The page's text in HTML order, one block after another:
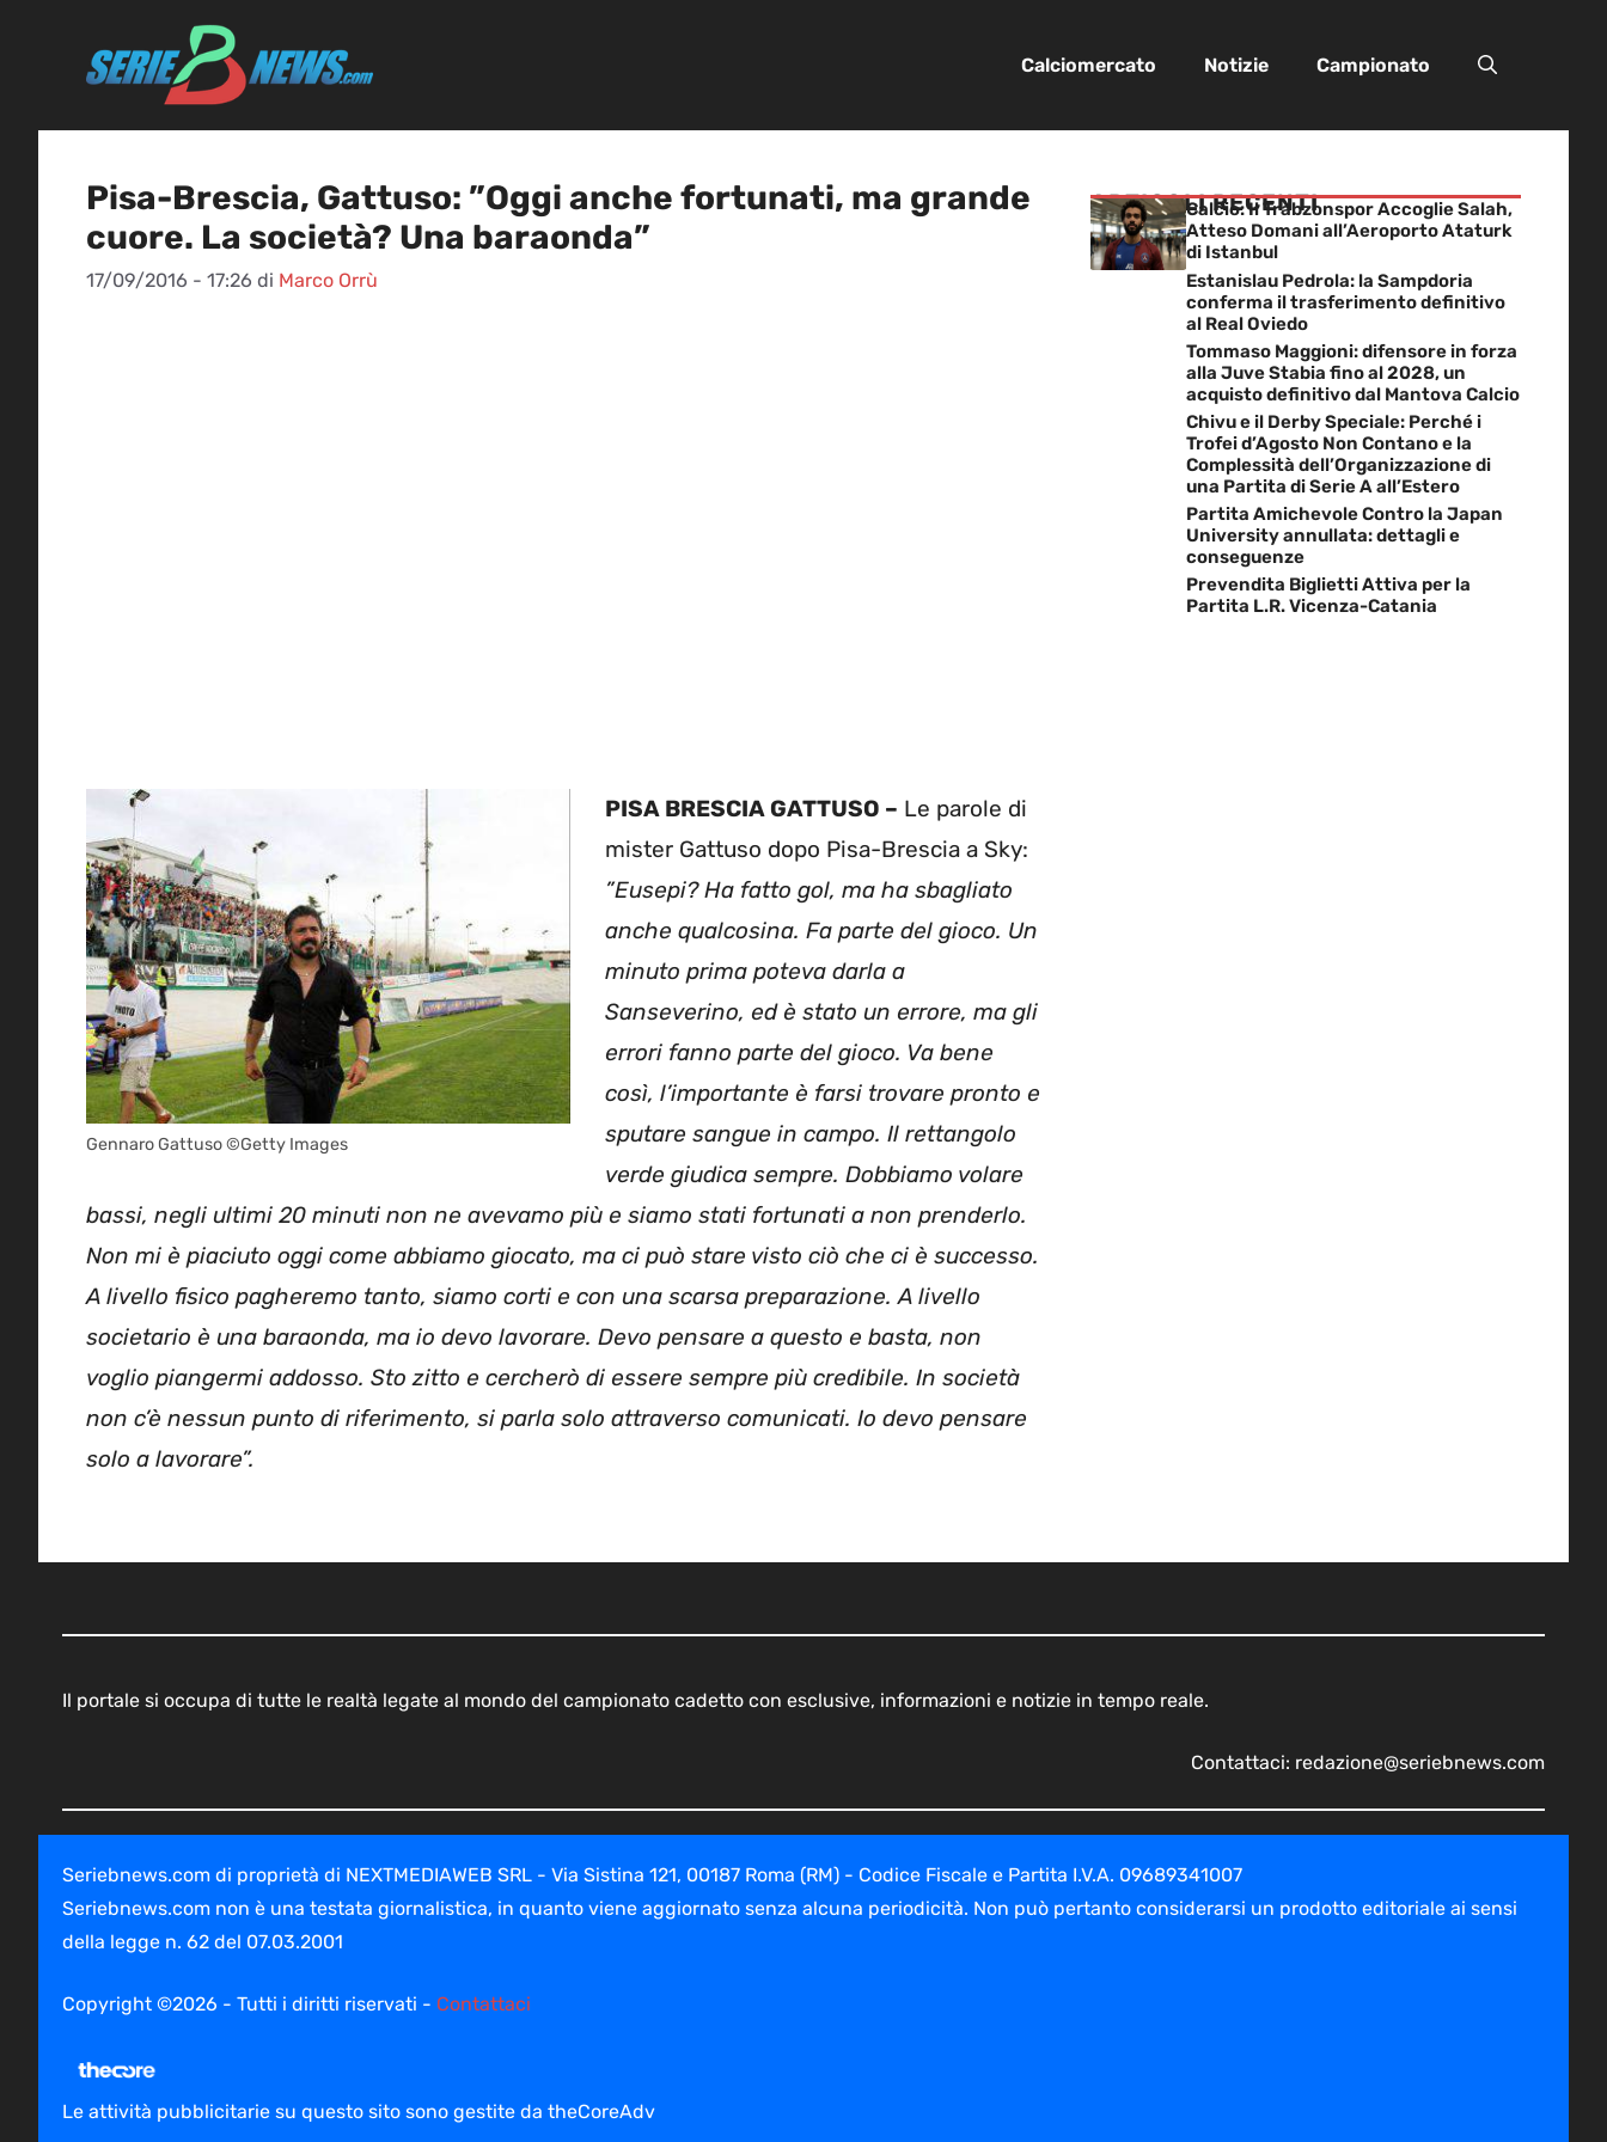
Calciomercato Notizie Campionato
Pisa-Brescia, Gattuso: ”Oggi anche fortunati, ma grande
cuore. La società? Una baraonda”
17/09/2016 - 17:26 di Marco Orrù
Gennaro Gattuso ©Getty Images
PISA BRESCIA GATTUSO – Le parole di
mister Gattuso dopo Pisa-Brescia a Sky:
”Eusepi? Ha fatto gol, ma ha sbagliato
anche qualcosina. Fa parte del gioco. Un
minuto prima poteva darla a
Sanseverino, ed è stato un errore, ma gli
errori fanno parte del gioco. Va bene
così, l’importante è farsi trovare pronto e
sputare sangue in campo. Il rettangolo
verde giudica sempre. Dobbiamo volare
bassi, negli ultimi 20 minuti non ne avevamo più e siamo stati fortunati a non prenderlo.
Non mi è piaciuto oggi come abbiamo giocato, ma ci può stare visto ciò che ci è successo.
A livello fisico pagheremo tanto, siamo corti e con una scarsa preparazione. A livello
societario è una baraonda, ma io devo lavorare. Devo pensare a questo e basta, non
voglio piangermi addosso. Sto zitto e cercherò di essere sempre più credibile. In società
non c’è nessun punto di riferimento, si parla solo attraverso comunicati. Io devo pensare
solo a lavorare”.
ARTICOLI RECENTI
Calcio: Il Trabzonspor Accoglie Salah,
Atteso Domani all’Aeroporto Ataturk
di Istanbul
Estanislau Pedrola: la Sampdoria
conferma il trasferimento definitivo
al Real Oviedo
Tommaso Maggioni: difensore in forza
alla Juve Stabia fino al 2028, un
acquisto definitivo dal Mantova Calcio
Chivu e il Derby Speciale: Perché i
Trofei d’Agosto Non Contano e la
Complessità dell’Organizzazione di
una Partita di Serie A all’Estero
Partita Amichevole Contro la Japan
University annullata: dettagli e
conseguenze
Prevendita Biglietti Attiva per la
Partita L.R. Vicenza-Catania
Il portale si occupa di tutte le realtà legate al mondo del campionato cadetto con esclusive, informazioni e notizie in tempo reale.
Contattaci: redazione@seriebnews.com
Seriebnews.com di proprietà di NEXTMEDIAWEB SRL - Via Sistina 121, 00187 Roma (RM) - Codice Fiscale e Partita I.V.A. 09689341007
Seriebnews.com non è una testata giornalistica, in quanto viene aggiornato senza alcuna periodicità. Non può pertanto considerarsi un prodotto editoriale ai sensi
della legge n. 62 del 07.03.2001
Copyright ©2026 - Tutti i diritti riservati - Contattaci
Le attività pubblicitarie su questo sito sono gestite da theCoreAdv